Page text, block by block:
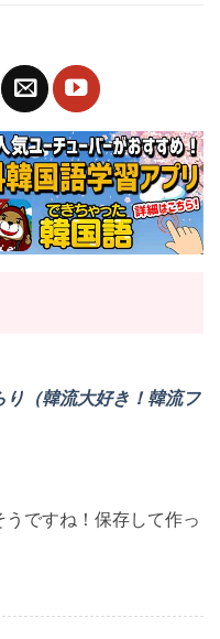
（韓流大好き！韓流フ
ですね！保存して作っ